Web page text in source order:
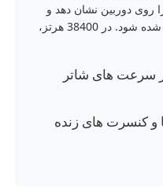
روی دوربین نشان دهد و
باعث سوسو زدن در فیلم‌های ضبط شده شود. در 38400 هرتز،
سرعت های شاتر
کنسرت های زنده